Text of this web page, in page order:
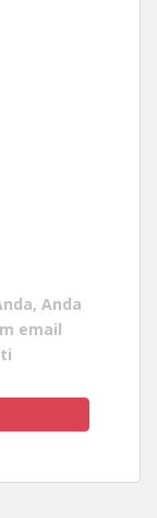
Anda
email